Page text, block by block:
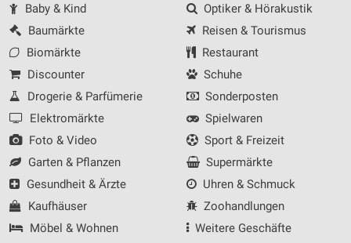
Baby & Kind
Baumärkte
Biomärkte
Discounter
Drogerie & Parfümerie
Elektromärkte
Foto & Video
Garten & Pflanzen
Gesundheit & Ärzte
Kaufhäuser
Möbel & Wohnen
Optiker & Hörakustik
Reisen & Tourismus
Restaurant
Schuhe
Sonderposten
Spielwaren
Sport & Freizeit
Supermärkte
Uhren & Schmuck
Zoohandlungen
Weitere Geschäfte